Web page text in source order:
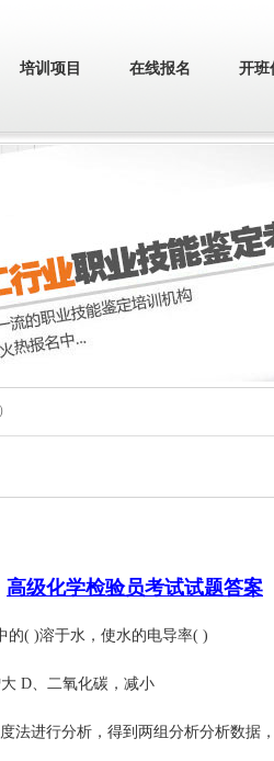
培训项目 在线报名 开班
高级化学检验员考试试题答案
( )溶于水，使水的电导率( )
D、二氧化碳，减小
进行分析，得到两组分析分析数据